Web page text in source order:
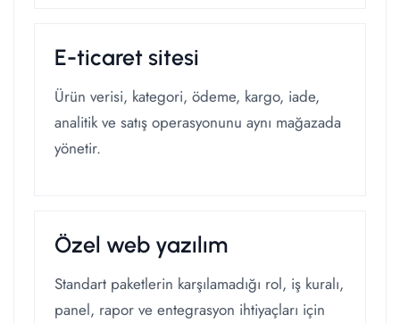
E-ticaret sitesi
Ürün verisi, kategori, ödeme, kargo, iade,
analitik ve satış operasyonunu aynı mağazada
yönetir.
Özel web yazılım
Standart paketlerin karşılamadığı rol, iş kuralı,
panel, rapor ve entegrasyon ihtiyaçları için